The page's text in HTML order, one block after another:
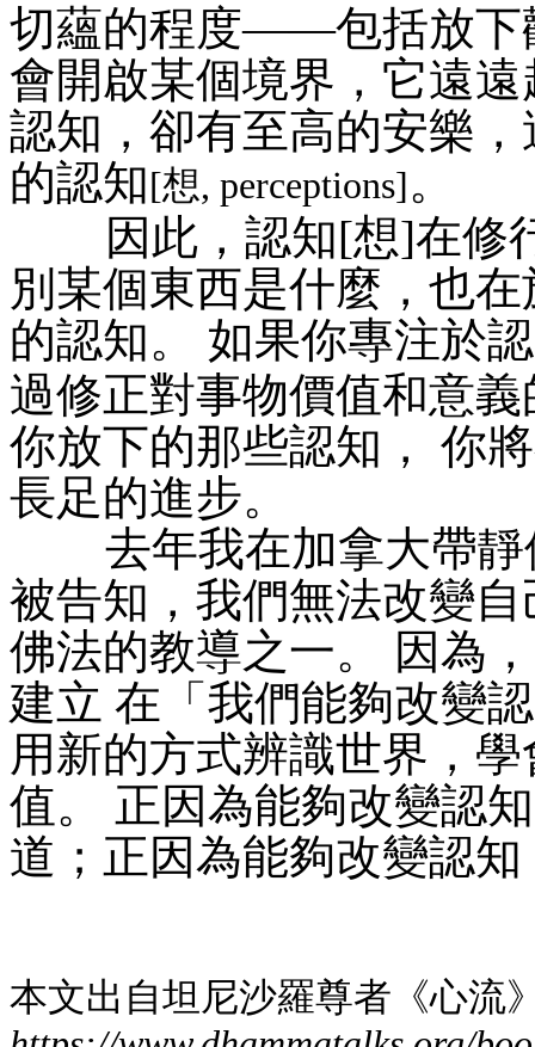
切蘊的程度——包括放下
會開啟某個境界，它遠
認知，卻有至高的安樂
的認知[想, perceptions]。
因此，認知[想]在修行
別某個東西是什麼，也
的認知。 如果你專注於
過修正對事物價值和意
你放下的那些認知， 你
長足的進步。
去年我在加拿大帶靜
被告知，我們無法改變
佛法的教導之一。 因為
建立 在「我們能夠改變
用新的方式辨識世界，
值。 正因為能夠改變認
道；正因為能夠改變認
本文出自坦尼沙羅尊者《心流